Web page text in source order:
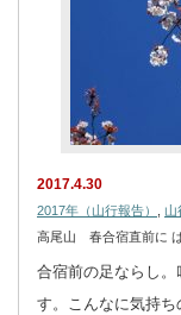
2017.4.30
2017年（山行報告） , 山
高尾山 春合宿直前に
合宿前の足ならし。
す。こんなに気持